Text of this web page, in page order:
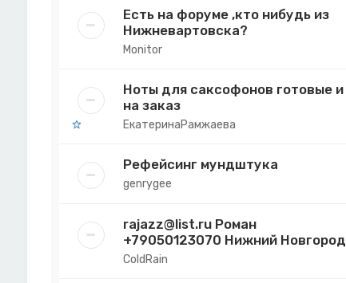
Есть на форуме ,кто нибудь из
Нижневартовска?
Monitor
Ноты для саксофонов готовые и
на заказ
ЕкатеринаРамжаева
Рефейсинг мундштука
genrygee
rajazz@list.ru Роман
+79050123070 Нижний Новгород
ColdRain